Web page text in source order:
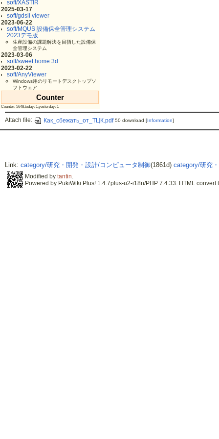
soft/XASTIR
2025-03-17
soft/gdsii viewer
2023-06-22
soft/MQUS 設備保全管理システム
2023デモ版
生産設備の課題解決を目指した設備保
全管理システム
2023-03-06
soft/sweet home 3d
2023-02-22
soft/AnyViewer
Windows用のリモートデスクトップソ
フトウェア
Counter
Counter: 5648,today: 1,yesterday: 1
Attach file: Как_сбежать_от_ТЦК.pdf 50 download [Information]
Link: category/研究・開発・設計/コンピュータ制御(1861d) category/研究
Modified by tantin.
Powered by PukiWiki Plus! 1.4.7plus-u2-i18n/PHP 7.4.33. HTML convert